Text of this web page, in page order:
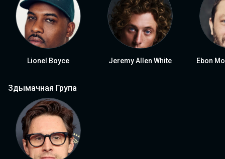
Lionel Boyce Jeremy Allen White Ebon
Здымачная Група